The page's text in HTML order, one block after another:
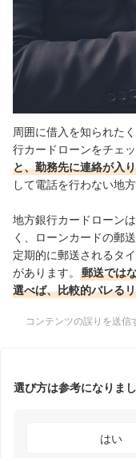
周囲に借入を知られた
行カードローンをチェッ
と、勤務先に連絡が入
して電話を行わない地
地方銀行カードローン
く、ローンカードの郵
定期的に郵送されるタ
があります。
郵送では
選べば、比較的バレる
コンテンツの誤りを送信
選び方は参考になりま
はい